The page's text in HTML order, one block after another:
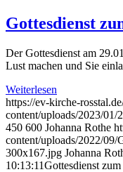
Gottesdienst
Der Gottesdienst am
Lust machen und Sie
Weiterlesen
https://ev-kirche-
content/uploads/2023/
450 600 Johanna Rothe
content/uploads/2022/09/
300x167.jpg Johanna
10:13:11Gottesdienst